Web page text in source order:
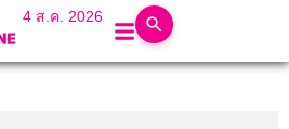
4 ส.ค. 2026